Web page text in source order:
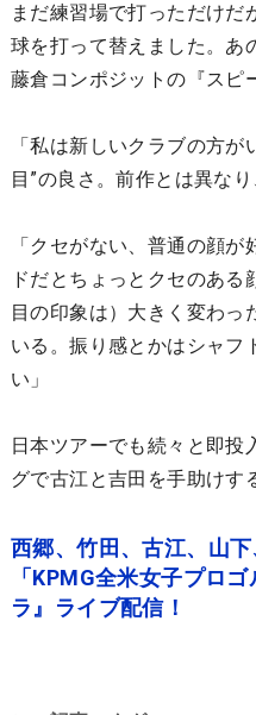
まだ練習場で打っただけだ
球を打って替えました。あ
藤倉コンポジットの『スピ
「私は新しいクラブの方
目”の良さ。前作とは異な
「クセがない、普通の顔
ドだとちょっとクセのあ
目の印象は）大きく変わっ
いる。振り感とかはシャフ
い」
日本ツアーでも続々と即
グで古江と吉田を手助けす
西郷、竹田、古江、山
「KPMG全米女子プロ
ラ』ライブ配信！